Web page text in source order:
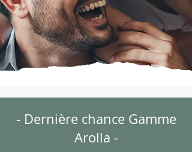
- Dernière chance Gamme
Arolla -